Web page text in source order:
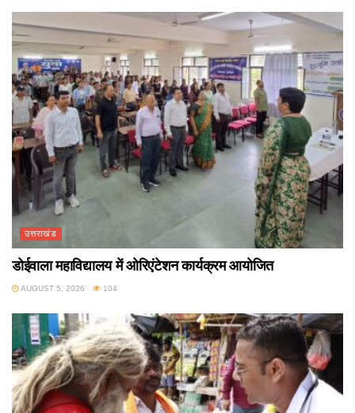
उत्तराखंड
डोईवाला महाविद्यालय में ओरिएंटेशन कार्यक्रम आयोजित
AUGUST 5, 2026 104